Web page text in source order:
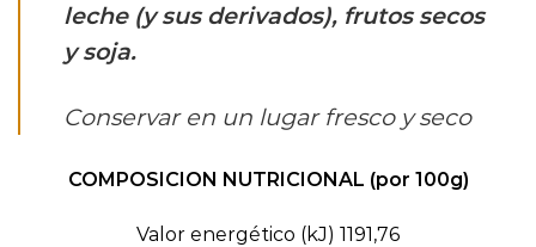
leche (y sus derivados), frutos secos
y soja.
Conservar en un lugar fresco y seco
COMPOSICION NUTRICIONAL (por 100g)
Valor energético (kJ) 1191,76